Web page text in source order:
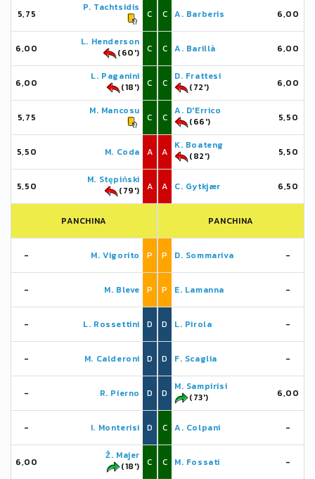
5,75
P. Tachtsidis
C
6,00
L. Henderson
(60')
C
6,00
L. Paganini
(18')
C
5,75
M. Mancosu
C
5,50 M. Coda A
5,50
M. Stępiński
(79')
A
PANCHINA
- M. Vigorito P
- M. Bleve P
- L. Rossettini D
- M. Calderoni D
- R. Pierno D
- I. Monterisi D
6,00
Ž. Majer
(18')
C
C A. Barberis 6,00
C A. Barillà 6,00
C
D. Frattesi
(72')
6,00
C
A. D'Errico
(66')
5,50
A
K. Boateng
(82')
5,50
A C. Gytkjær 6,50
PANCHINA
P D. Sommariva -
P E. Lamanna -
D L. Pirola -
D F. Scaglia -
D
M. Sampirisi
(73')
6,00
C A. Colpani -
C M. Fossati -